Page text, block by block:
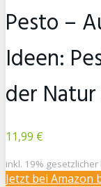
Pesto –
Ideen:
der
11,99 €
inkl. 19% gesetzlicher
Jetzt bei Amazon